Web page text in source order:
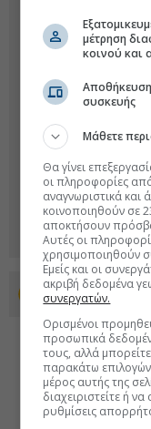
Προσθέστε το
μέτρηση
κοινού και
συσκευής
Μάθετε
Θα γίνει
οι πληροφορίες
αναγνωριστικά και
κοινοποιηθούν σε
αποκτήσουν
Αυτές οι
χρησιμοποιηθούν
Εμείς και οι
ακριβή δεδομένα
συνεργατών.
Ορισμένοι
προσωπικά
τους, αλλά
παρακάτω
μέρος αυτής της
διαχειριστείτε ή
ρυθμίσεις